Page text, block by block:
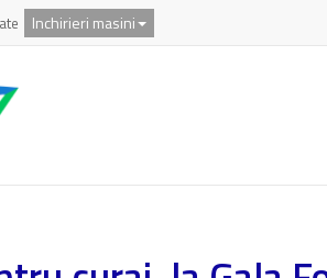
Inchirieri masini